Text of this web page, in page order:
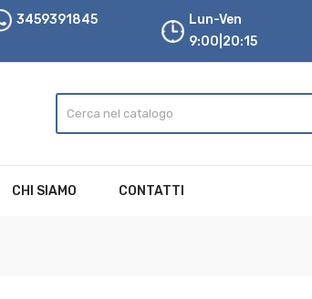
3459391845
Lun-Ven
9:00|20:15
CHI SIAMO CONTATTI